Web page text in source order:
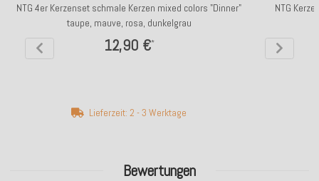
Bewertungen
NTG 4er Kerzenset schmale Kerzen mixed colors "Dinner"
taupe, mauve, rosa, dunkelgrau
12,90 €*
Lieferzeit: 2 - 3 Werktage
NTG